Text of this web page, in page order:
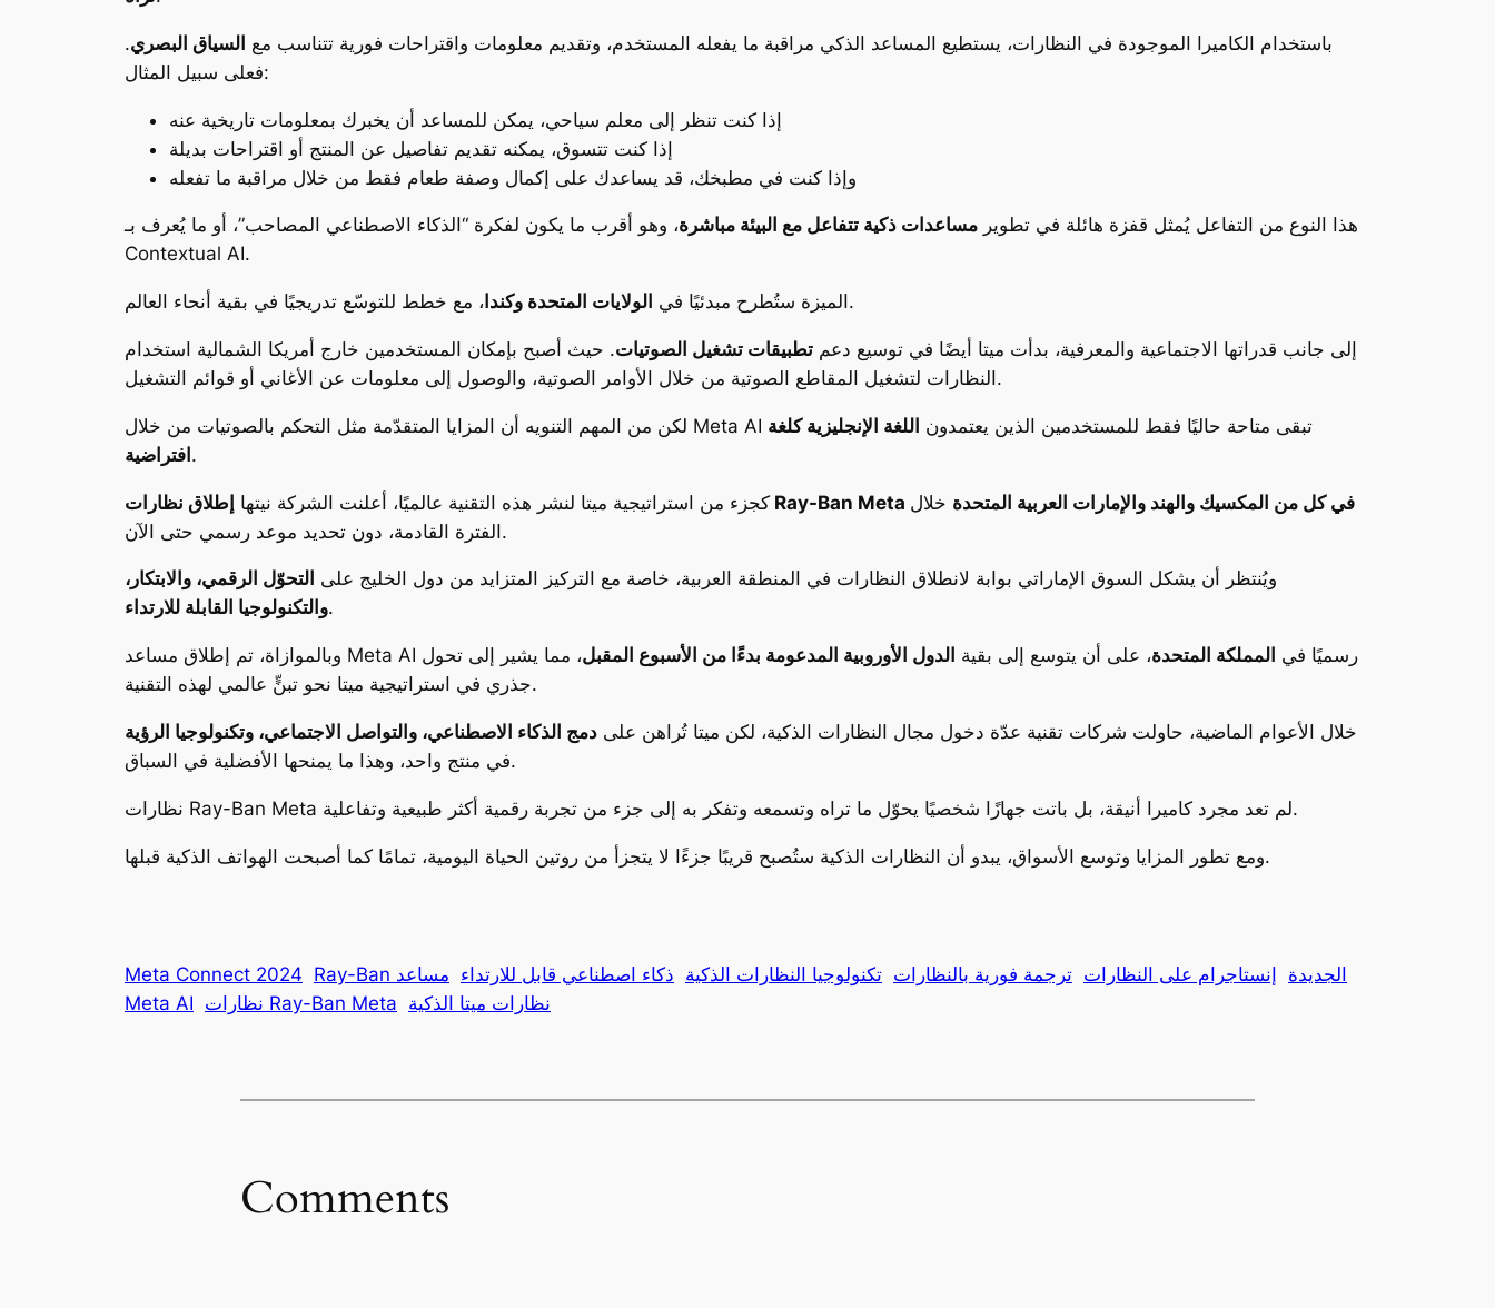
باستخدام الكاميرا الموجودة في النظارات، يستطيع المساعد الذكي مراقبة ما يفعله المستخدم، وتقديم معلومات واقتراحات فورية تتناسب مع السياق البصري.
فعلى سبيل المثال:
إذا كنت تنظر إلى معلم سياحي، يمكن للمساعد أن يخبرك بمعلومات تاريخية عنه
إذا كنت تتسوق، يمكنه تقديم تفاصيل عن المنتج أو اقتراحات بديلة
وإذا كنت في مطبخك، قد يساعدك على إكمال وصفة طعام فقط من خلال مراقبة ما تفعله
هذا النوع من التفاعل يُمثل قفزة هائلة في تطوير مساعدات ذكية تتفاعل مع البيئة مباشرة، وهو أقرب ما يكون لفكرة “الذكاء الاصطناعي المصاحب”، أو ما يُعرف بـ
Contextual AI.
الميزة ستُطرح مبدئيًا في الولايات المتحدة وكندا ، مع خطط للتوسّع تدريجيًا في بقية أنحاء العالم.
إلى جانب قدراتها الاجتماعية والمعرفية، بدأت ميتا أيضًا في توسيع دعم تطبيقات تشغيل الصوتيات. حيث أصبح بإمكان المستخدمين خارج أمريكا الشمالية استخدام
النظارات لتشغيل المقاطع الصوتية من خلال الأوامر الصوتية، والوصول إلى معلومات عن الأغاني أو قوائم التشغيل.
لكن من المهم التنويه أن المزايا المتقدّمة مثل التحكم بالصوتيات من خلال Meta AI تبقى متاحة حاليًا فقط للمستخدمين الذين يعتمدون اللغة الإنجليزية كلغة
افتراضية.
كجزء من استراتيجية ميتا لنشر هذه التقنية عالميًا، أعلنت الشركة نيتها إطلاق نظارات Ray-Ban Meta في كل من المكسيك والهند والإمارات العربية المتحدة خلال
الفترة القادمة، دون تحديد موعد رسمي حتى الآن.
ويُنتظر أن يشكل السوق الإماراتي بوابة لانطلاق النظارات في المنطقة العربية، خاصة مع التركيز المتزايد من دول الخليج على التحوّل الرقمي، والابتكار،
والتكنولوجيا القابلة للارتداء.
وبالموازاة، تم إطلاق مساعد Meta AI رسميًا في المملكة المتحدة، على أن يتوسع إلى بقية الدول الأوروبية المدعومة بدءًا من الأسبوع المقبل، مما يشير إلى تحول
جذري في استراتيجية ميتا نحو تبنٍّ عالمي لهذه التقنية.
خلال الأعوام الماضية، حاولت شركات تقنية عدّة دخول مجال النظارات الذكية، لكن ميتا تُراهن على دمج الذكاء الاصطناعي، والتواصل الاجتماعي، وتكنولوجيا الرؤية
في منتج واحد، وهذا ما يمنحها الأفضلية في السباق.
نظارات Ray-Ban Meta لم تعد مجرد كاميرا أنيقة، بل باتت جهازًا شخصيًا يحوّل ما تراه وتسمعه وتفكر به إلى جزء من تجربة رقمية أكثر طبيعية وتفاعلية.
ومع تطور المزايا وتوسع الأسواق، يبدو أن النظارات الذكية ستُصبح قريبًا جزءًا لا يتجزأ من روتين الحياة اليومية، تمامًا كما أصبحت الهواتف الذكية قبلها.
Meta Connect 2024 Ray-Ban الجديدة إنستاجرام على النظارات ترجمة فورية بالنظارات تكنولوجيا النظارات الذكية ذكاء اصطناعي قابل للارتداء مساعد
Meta AI
نظارات Ray-Ban Meta نظارات ميتا الذكية
Comments